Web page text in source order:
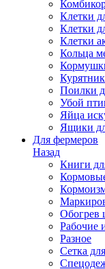
Клетки
Клетки
Клетки
Кольца
Поилки
Убой
Яйца
Ящики
Для фермеров
Назад
Книги
Обогрев
Рабочие
Разное
Сетка